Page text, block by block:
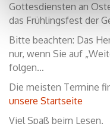
Gottesdiensten an
das Frühlingsfest der
Bitte beachten: Das
nur, wenn Sie auf
folgen…
Die meisten Termine
unsere Startseite
Viel Spaß beim Lesen.